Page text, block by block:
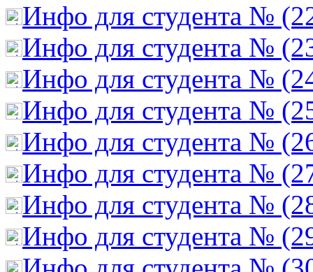
Инфо для студента №
Инфо для студента №
Инфо для студента №
Инфо для студента №
Инфо для студента №
Инфо для студента №
Инфо для студента №
Инфо для студента №